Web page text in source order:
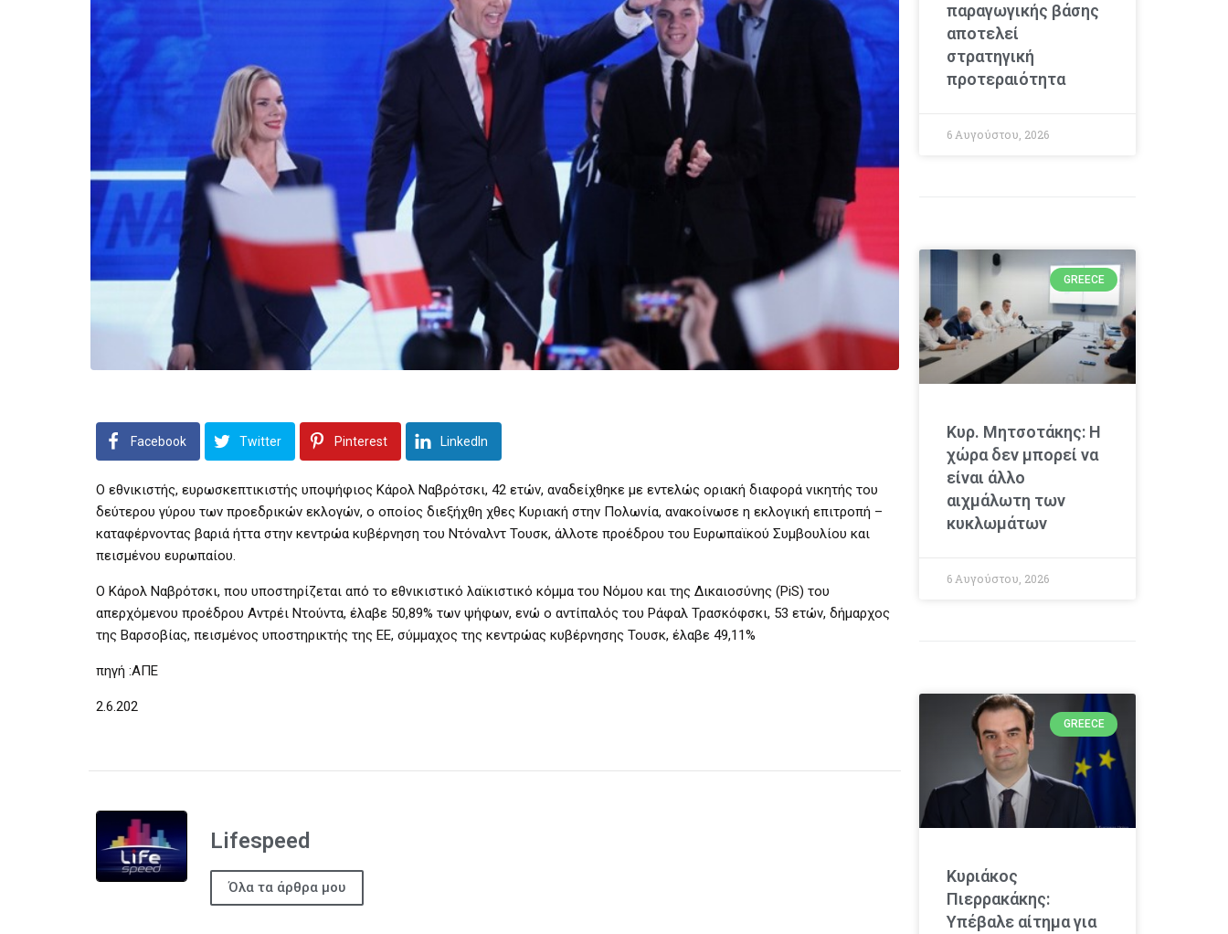
Facebook Twitter Pinterest LinkedIn
Ο εθνικιστής, ευρωσκεπτικιστής υποψήφιος Κάρολ Ναβρότσκι, 42 ετών, αναδείχθηκε με εντελώς οριακή διαφορά νικητής του
δεύτερου γύρου των προεδρικών εκλογών, ο οποίος διεξήχθη χθες Κυριακή στην Πολωνία, ανακοίνωσε η εκλογική επιτροπή –
καταφέρνοντας βαριά ήττα στην κεντρώα κυβέρνηση του Ντόναλντ Τουσκ, άλλοτε προέδρου του Ευρωπαϊκού Συμβουλίου και
πεισμένου ευρωπαίου.
Ο Κάρολ Ναβρότσκι, που υποστηρίζεται από το εθνικιστικό λαϊκιστικό κόμμα του Νόμου και της Δικαιοσύνης (PiS) του
απερχόμενου προέδρου Αντρέι Ντούντα, έλαβε 50,89% των ψήφων, ενώ ο αντίπαλός του Ράφαλ Τρασκόφσκι, 53 ετών, δήμαρχος
της Βαρσοβίας, πεισμένος υποστηρικτής της ΕΕ, σύμμαχος της κεντρώας κυβέρνησης Τουσκ, έλαβε 49,11%
πηγή :ΑΠΕ
2.6.202
Lifespeed
Όλα τα άρθρα μου
παραγωγικής βάσης
αποτελεί
στρατηγική
προτεραιότητα
6 Αυγούστου, 2026
GREECE
Κυρ. Μητσοτάκης: Η
χώρα δεν μπορεί να
είναι άλλο
αιχμάλωτη των
κυκλωμάτων
6 Αυγούστου, 2026
GREECE
Κυριάκος
Πιερρακάκης:
Υπέβαλε αίτημα για